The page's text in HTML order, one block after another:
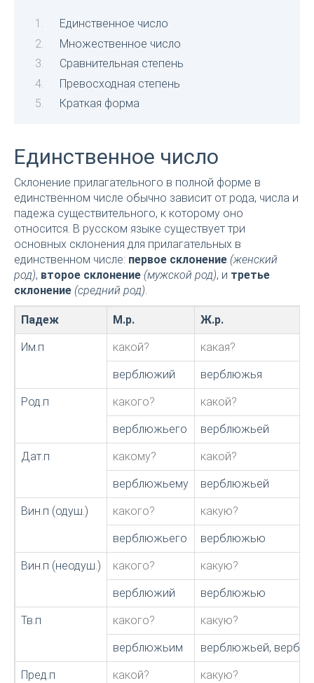
Единственное число
Множественное число
Сравнительная степень
Превосходная степень
Краткая форма
Единственное число
Склонение прилагательного в полной форме в
единственном числе обычно зависит от рода, числа и
падежа существительного, к которому оно
относится. В русском языке существует три
основных склонения для прилагательных в
единственном числе: первое склонение (женский
род), второе склонение (мужской род), и третье
склонение (средний род).
Падеж М.р. Ж.р.
Им.п какой? какая?
верблюжий верблюжья
Род.п какого? какой?
верблюжьего верблюжьей
Дат.п какому? какой?
верблюжьему верблюжьей
Вин.п (одуш.) какого? какую?
верблюжьего верблюжью
Вин.п (неодуш.) какого? какую?
верблюжий верблюжью
Тв.п какого? какую?
верблюжьим верблюжьей,
Пред.п какой? какую?